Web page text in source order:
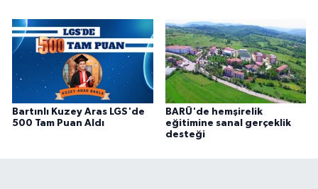
Bartınlı Kuzey Aras LGS'de
500 Tam Puan Aldı
BARÜ'de hemşirelik
eğitimine sanal gerçeklik
desteği